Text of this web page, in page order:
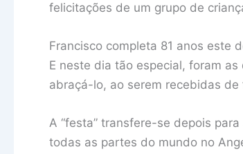
felicitações de um grupo de
Francisco completa 81 anos este
E neste dia tão especial, foram
abraçá-lo, ao serem recebidas
A “festa” transfere-se depois
todas as partes do mundo no